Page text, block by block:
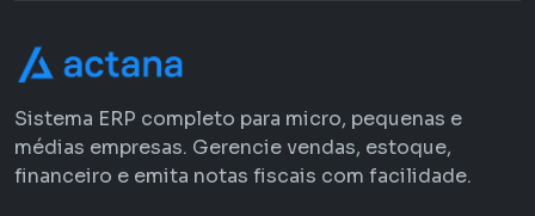
Sistema ERP completo para micro, pequenas e
médias empresas. Gerencie vendas, estoque,
financeiro e emita notas fiscais com facilidade.